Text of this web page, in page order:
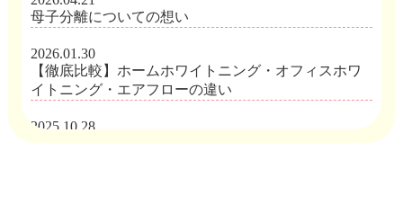
年末年始の休診について
2025.10.28
【お知らせ】舌下免疫療法中の患者様へ
2025.10.24
☆★☆Instagramフォローキャンペーン☆★☆
母子分離についての想い
2026.01.30
【徹底比較】ホームホワイトニング・オフィスホワ
イトニング・エアフローの違い
2025.10.28